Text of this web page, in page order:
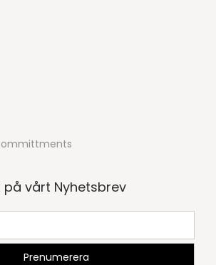
på vårt Nyhetsbrev